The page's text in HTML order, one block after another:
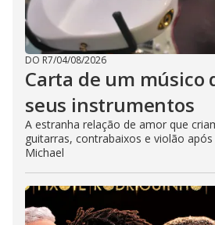
DO R7/04/08/2026
Carta de um músico
seus instrumentos
A estranha relação de amor que
guitarras, contrabaixos e violão
Michael